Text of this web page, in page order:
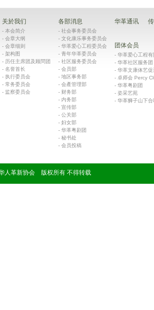
关於我们
- 本会简介
- 会章大纲
- 会章细则
- 架构图
- 历任主席团及顾問团
- 名誉首长
- 执行委员会
- 常务委员会
- 监察委员会
各部消息
- 社会事务委员会
- 文化康乐事务委员会
- 华革爱心工程委员会
- 青年华革委员会
- 社区服务委员会
- 会员部
- 地区事务部
- 会產管理部
- 财务部
- 内务部
- 宣传部
- 公关部
- 妇女部
- 华革粤剧团
- 秘书处
- 会员投稿
华革通讯
团体会员
- 华革爱心工程
- 华革社区服务
- 华革文康体艺促
- 卓师会 Percy
- 华革粤剧团
- 姿采艺苑
- 华革狮子山下
人革新协会 版权所有 不得转载